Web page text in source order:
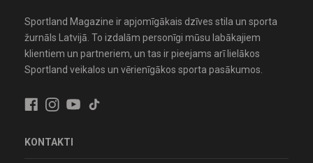
Sportland Magazine ir apjomīgākais dzīves stila un sporta
žurnāls Latvijā. To izdalām personīgi mūsu labākajiem
klientiem un partneriem, un tas ir pieejams arī lielākos
Sportland veikalos un vērienīgākos sporta pasākumos.
KONTAKTI